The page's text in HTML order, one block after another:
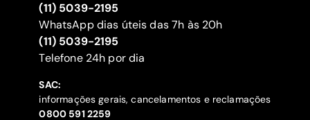
(11) 5039-2195
WhatsApp dias úteis das 7h às 20h
(11) 5039-2195
‍Telefone 24h por dia
SAC:
informações gerais, cancelamentos e reclamações
‍0800 591 2259